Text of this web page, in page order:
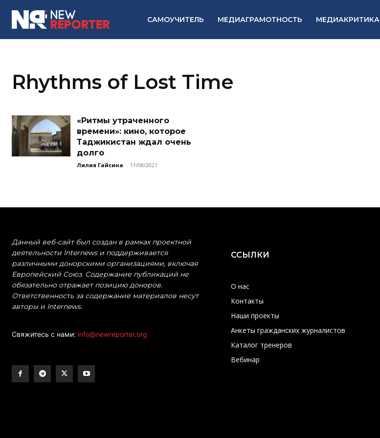
САМОУЧИТЕЛЬ МЕДИАГРАМОТНОСТЬ МЕДИАКРИТИКА
Rhythms of Lost Time
«Ритмы утраченного
времени»: кино, которое
Таджикистан ждал очень
долго
Лилия Гайсина - 11/08/2021
Данный веб-сайт был создан в рамках проектной
деятельности Internews и поддерживается
различными донорскими организациями, включая
Европейский Союз. Содержание публикаций не
обязательно отражает позицию доноров.
Ответственность за содержание материалов несут
авторы и Internews.
Свяжитесь с нами: info@newreporter.org
ССЫЛКИ
О нас
Контакты
Наши проекты
Анкеты гражданских журналистов
Каталог тренеров
Вебинар